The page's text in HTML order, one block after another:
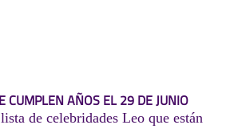
CUMPLEN AÑOS EL 29 DE JUNIO
de celebridades Leo que están